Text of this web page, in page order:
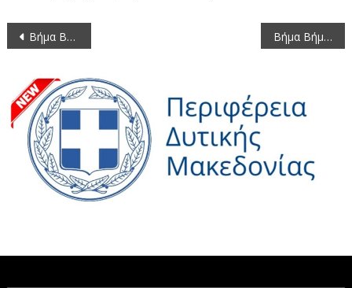
Πλοήγηση
Βήμα Βήμα η Προέλαση προς τη Θεσσαλονίκη 24-10-1912 Βήμα Βήμα η Προέλαση προς τη Θεσσαλονίκη 25-10-1912